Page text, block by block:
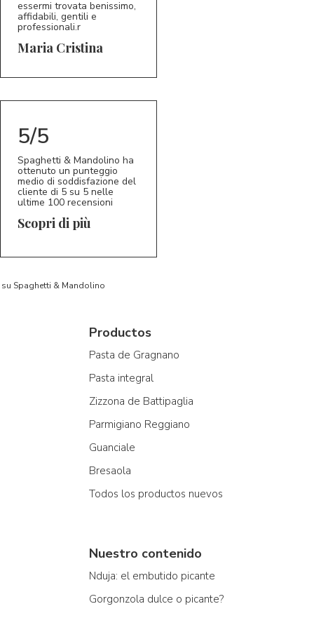
MC 5/5
essermi trovata benissimo,
affidabili, gentili e
professionali.r
Maria Cristina
5/5
Spaghetti & Mandolino ha
ottenuto un punteggio
medio di soddisfazione del
cliente di 5 su 5 nelle
ultime 100 recensioni
Scopri di più
Spaghetti & Mandolino
Productos
Pasta de Gragnano
Pasta integral
Zizzona de Battipaglia
Parmigiano Reggiano
Guanciale
Bresaola
Todos los productos nuevos
Nuestro contenido
Nduja: el embutido picante
Gorgonzola dulce o picante?